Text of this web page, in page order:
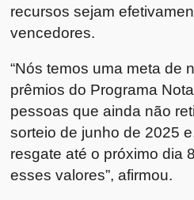
recursos sejam
vencedores.
“Nós temos uma meta de
prêmios do Programa
pessoas que ainda não
sorteio de junho de 2025
resgate até o próximo dia
esses valores”, afirmou.